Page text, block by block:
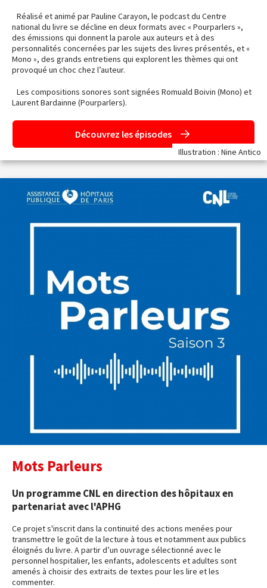
Réalisé et animé par Pauline Carayon, le podcast du Centre
national du livre se décline en deux formats avec « Pourparlers »,
des émissions qui donnent la parole aux auteurs et à des
personnalités concernées par les sujets des livres présentés, et «
Mono », des grands entretiens qui explorent les thèmes qui ont
provoqué un choc chez l’auteur.
Les compositions sonores sont signées Romuald Boivin (Mono) et
Laurent Bardainne (Pourparlers).
Découvrez les épisodes
Illustration : Nine Antico
Mots Parleurs
Un programme CNL en direction des hôpitaux en
partenariat avec l'APHG
Ce projet s'inscrit dans la continuité des actions menées pour
transmettre le goût de la lecture à tous et notamment aux publics
éloignés du livre. A partir d’un ouvrage sélectionné avec le
personnel hospitalier, les enfants, adolescents et adultes sont
amenés à choisir des extraits de textes pour les lire et les
commenter.